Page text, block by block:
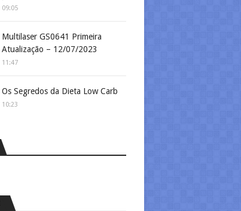
09:05
Multilaser GS0641 Primeira
Atualização – 12/07/2023
11:47
Os Segredos da Dieta Low Carb
10:23